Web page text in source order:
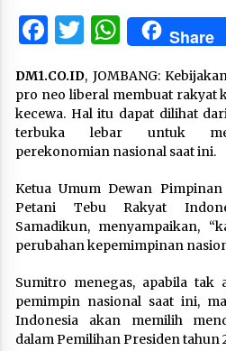
Facebook
TwitterShare
DM1.CO.ID, JOMBANG:
pro neo liberal membuat rakyat
kecewa. Hal itu dapat dilihat
terbuka lebar untuk
perekonomian nasional saat ini.
Ketua Umum Dewan
Petani Tebu Rakyat
Samadikun, menyampaikan,
perubahan kepemimpinan
Sumitro menegas, apabila tak
pemimpin nasional saat ini,
Indonesia akan memilih
dalam Pemilihan Presiden tahun